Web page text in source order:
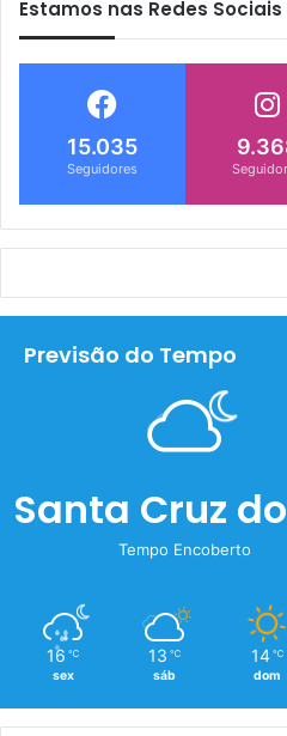
Estamos nas Redes Sociais
15.035
Seguidores
Previsão do Tempo
Santa Cruz
Tempo Encoberto
16 ℃
sex
13 ℃
sáb
14 ℃
dom